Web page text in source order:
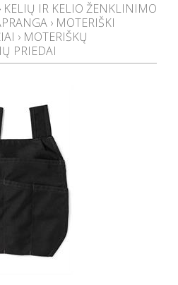
KELIŲ IR KELIO ŽENKLINIMO
› MOTERIŠKI
› MOTERIŠKŲ
PRIEDAI